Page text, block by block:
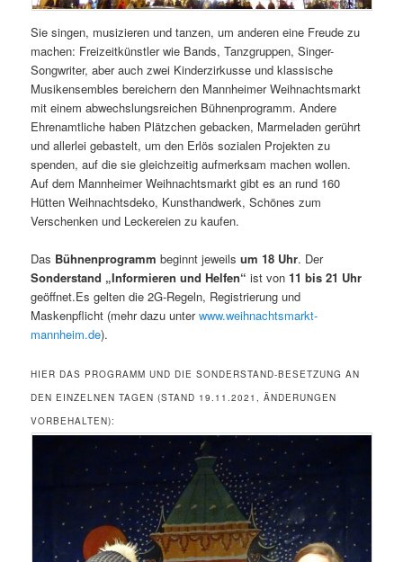
Sie singen, musizieren und tanzen, um anderen eine Freude zu
machen: Freizeitkünstler wie Bands, Tanzgruppen, Singer-
Songwriter, aber auch zwei Kinderzirkusse und klassische
Musikensembles bereichern den Mannheimer Weihnachtsmarkt
mit einem abwechslungsreichen Bühnenprogramm. Andere
Ehrenamtliche haben Plätzchen gebacken, Marmeladen gerührt
und allerlei gebastelt, um den Erlös sozialen Projekten zu
spenden, auf die sie gleichzeitig aufmerksam machen wollen.
Auf dem Mannheimer Weihnachtsmarkt gibt es an rund 160
Hütten Weihnachtsdeko, Kunsthandwerk, Schönes zum
Verschenken und Leckereien zu kaufen.
Das Bühnenprogramm beginnt jeweils um 18 Uhr. Der
Sonderstand „Informieren und Helfen“ ist von11 bis 21 Uhr
geöffnet.Es gelten die 2G-Regeln, Registrierung und
Maskenpflicht (mehr dazu unterwww.weihnachtsmarkt-
mannheim.de).
HIER DAS PROGRAMM UND DIE SONDERSTAND-BESETZUNG AN
DEN EINZELNEN TAGEN (STAND 19.11.2021, ÄNDERUNGEN
VORBEHALTEN):